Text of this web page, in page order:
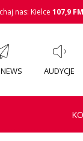
nas: Kielce 107,9 FM
AUDYCJE